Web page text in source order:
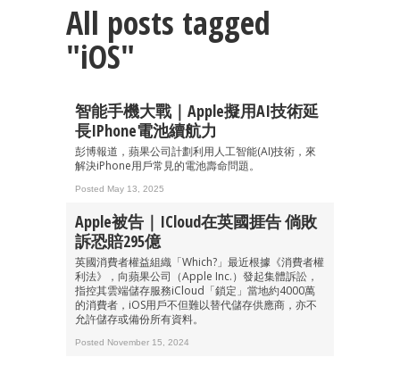
All posts tagged
"iOS"
智能手機大戰｜Apple擬用AI技術延
長iPhone電池續航力
彭博報道，蘋果公司計劃利用人工智能(AI)技術，來
解決iPhone用戶常見的電池壽命問題。
Posted May 13, 2025
Apple被告｜iCloud在英國捱告 倘敗
訴恐賠295億
英國消費者權益組織「Which?」最近根據《消費者權
利法》，向蘋果公司（Apple Inc.）發起集體訴訟，
指控其雲端儲存服務iCloud「鎖定」當地約4000萬
的消費者，iOS用戶不但難以替代儲存供應商，亦不
允許儲存或備份所有資料。
Posted November 15, 2024